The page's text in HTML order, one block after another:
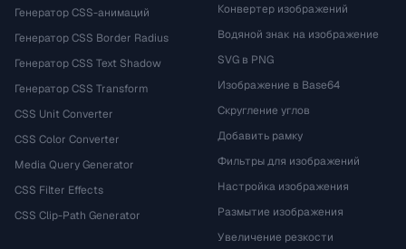
Генератор CSS-анимаций
Генератор CSS Border Radius
Генератор CSS Text Shadow
Генератор CSS Transform
CSS Unit Converter
CSS Color Converter
Media Query Generator
CSS Filter Effects
CSS Clip-Path Generator
Конвертер изображений
Водяной знак на изображение
SVG в PNG
Изображение в Base64
Скругление углов
Добавить рамку
Фильтры для изображений
Настройка изображения
Размытие изображения
Увеличение резкости